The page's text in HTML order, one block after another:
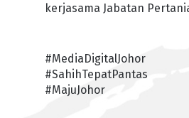
kerjasama Jabatan
#MediaDigitalJohor
#SahihTepatPantas
#MajuJohor